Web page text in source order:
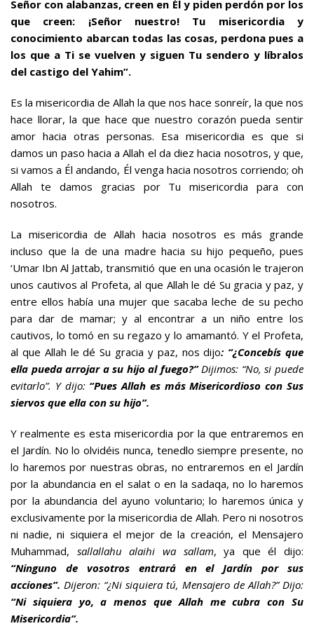
Señor con alabanzas, creen en Él y piden perdón por los
que creen: ¡Señor nuestro! Tu misericordia y
conocimiento abarcan todas las cosas, perdona pues a
los que a Ti se vuelven y siguen Tu sendero y líbralos
del castigo del Yahim”.
Es la misericordia de Allah la que nos hace sonreír, la que nos
hace llorar, la que hace que nuestro corazón pueda sentir
amor hacia otras personas. Esa misericordia es que si
damos un paso hacia a Allah el da diez hacia nosotros, y que,
si vamos a Él andando, Él venga hacia nosotros corriendo; oh
Allah te damos gracias por Tu misericordia para con
nosotros.
La misericordia de Allah hacia nosotros es más grande
incluso que la de una madre hacia su hijo pequeño, pues
‘Umar Ibn Al Jattab, transmitió que en una ocasión le trajeron
unos cautivos al Profeta, al que Allah le dé Su gracia y paz, y
entre ellos había una mujer que sacaba leche de su pecho
para dar de mamar; y al encontrar a un niño entre los
cautivos, lo tomó en su regazo y lo amamantó. Y el Profeta,
al que Allah le dé Su gracia y paz, nos dijo: “¿Concebís que
ella pueda arrojar a su hijo al fuego?” Dijimos: “No, si puede
evitarlo”. Y dijo: “Pues Allah es más Misericordioso con Sus
siervos que ella con su hijo”.
Y realmente es esta misericordia por la que entraremos en
el Jardín. No lo olvidéis nunca, tenedlo siempre presente, no
lo haremos por nuestras obras, no entraremos en el Jardín
por la abundancia en el salat o en la sadaqa, no lo haremos
por la abundancia del ayuno voluntario; lo haremos única y
exclusivamente por la misericordia de Allah. Pero ni nosotros
ni nadie, ni siquiera el mejor de la creación, el Mensajero
Muhammad, sallallahu alaihi wa sallam, ya que él dijo:
“Ninguno de vosotros entrará en el Jardín por sus
acciones”. Dijeron: “¿Ni siquiera tú, Mensajero de Allah?” Dijo:
“Ni siquiera yo, a menos que Allah me cubra con Su
Misericordia”.